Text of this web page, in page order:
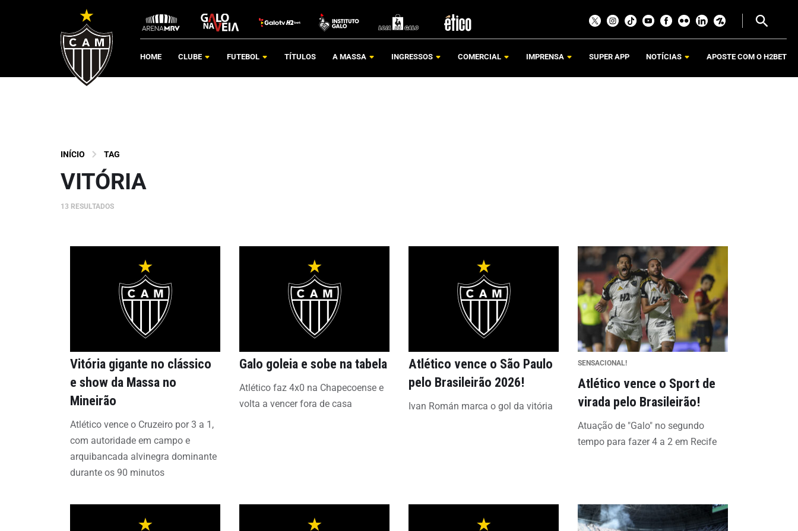
HOME CLUBE FUTEBOL TÍTULOS A MASSA INGRESSOS COMERCIAL IMPRENSA SUPER APP NOTÍCIAS APOSTE COM O H2BET
INÍCIO TAG
VITÓRIA
13 RESULTADOS
Vitória gigante no clássico
e show da Massa no
Mineirão
Atlético vence o Cruzeiro por 3 a 1,
com autoridade em campo e
arquibancada alvinegra dominante
durante os 90 minutos
Galo goleia e sobe na tabela
Atlético faz 4x0 na Chapecoense e
volta a vencer fora de casa
Atlético vence o São Paulo
pelo Brasileirão 2026!
Ivan Román marca o gol da vitória
SENSACIONAL!
Atlético vence o Sport de
virada pelo Brasileirão!
Atuação de "Galo" no segundo
tempo para fazer 4 a 2 em Recife